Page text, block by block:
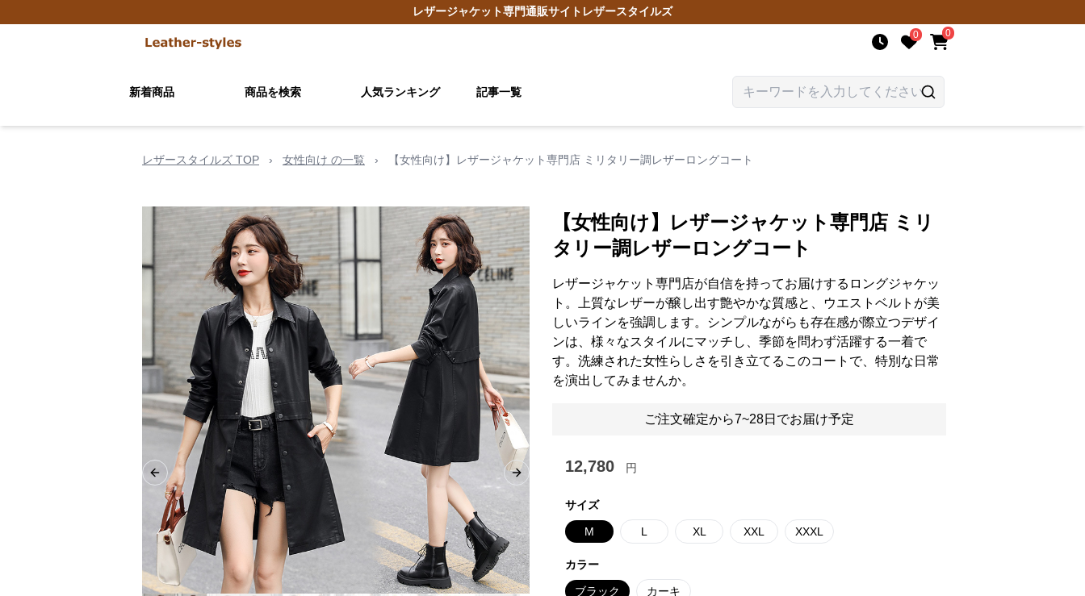
レザージャケット専門通販サイト レザースタイルズ
0 0
新着商品 商品を検索 人気ランキング 記事一覧
レザースタイルズ TOP › 女性向け の一覧 › 【女性向け】レザージャケット専門店 ミリタリー調レザーロングコート
Previous slide Next slide
【女性向け】レザージャケット専門店 ミリ
タリー調レザーロングコート
レザージャケット専門店が自信を持ってお届けするロングジャケッ
ト。上質なレザーが醸し出す艶やかな質感と、ウエストベルトが美
しいラインを強調します。シンプルながらも存在感が際立つデザイ
ンは、様々なスタイルにマッチし、季節を問わず活躍する一着で
す。洗練された女性らしさを引き立てるこのコートで、特別な日常
を演出してみませんか。
ご注文確定から7~28日でお届け予定
12,780 円
サイズ
M L XL XXL XXXL
カラー
ブラック カーキ